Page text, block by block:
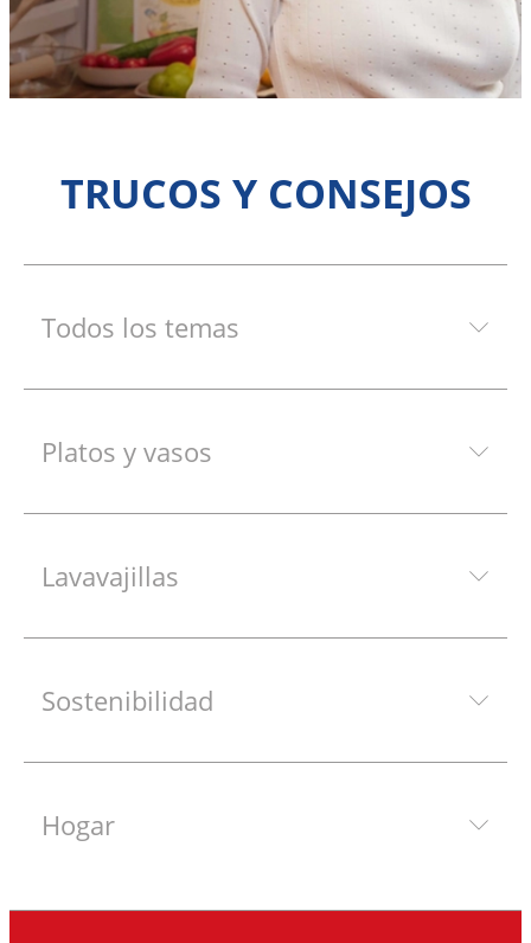
TRUCOS Y CONSEJOS
Todos los temas
Platos y vasos
Lavavajillas
Sostenibilidad
Hogar